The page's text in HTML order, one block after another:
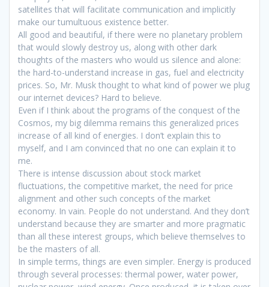
satellites that will facilitate communication and implicitly
make our tumultuous existence better.
All good and beautiful, if there were no planetary problem
that would slowly destroy us, along with other dark
thoughts of the masters who would us silence and alone: ​​
the hard-to-understand increase in gas, fuel and electricity
prices. So, Mr. Musk thought to what kind of power we plug
our internet devices? Hard to believe.
Even if I think about the programs of the conquest of the
Cosmos, my big dilemma remains this generalized prices
increase of all kind of energies. I don’t explain this to
myself, and I am convinced that no one can explain it to
me.
There is intense discussion about stock market
fluctuations, the competitive market, the need for price
alignment and other such concepts of the market
economy. In vain. People do not understand. And they don’t
understand because they are smarter and more pragmatic
than all these interest groups, which believe themselves to
be the masters of all.
In simple terms, things are even simpler. Energy is produced
through several processes: thermal power, water power,